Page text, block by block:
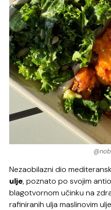
Nezaobilazni dio
ulje, poznato po svojim
blagotvornom učinku na
rafiniranih ulja maslinovim